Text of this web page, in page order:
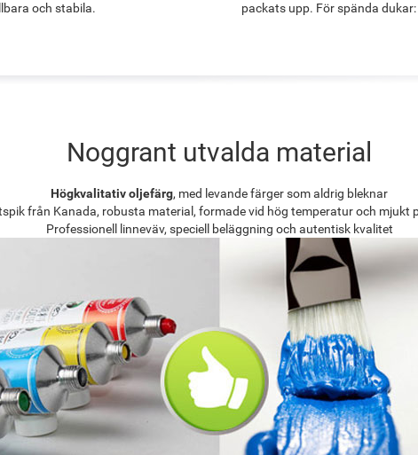
och stabila.
packats upp. För spända
Noggrant utvalda material
Högkvalitativ oljefärg, med levande färger som aldrig bleknar
från Kanada, robusta material, formade vid hög temperatur och mjukt
Professionell linneväv, speciell beläggning och autentisk kvalitet